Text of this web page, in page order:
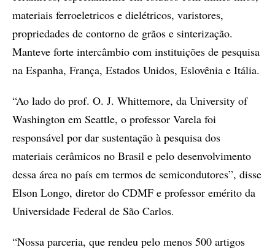
materiais ferroeletricos e dielétricos, varistores,
propriedades de contorno de grãos e sinterização.
Manteve forte intercâmbio com instituições de pesquisa
na Espanha, França, Estados Unidos, Eslovênia e Itália.
“Ao lado do prof. O. J. Whittemore, da University of
Washington em Seattle, o professor Varela foi
responsável por dar sustentação à pesquisa dos
materiais cerâmicos no Brasil e pelo desenvolvimento
dessa área no país em termos de semicondutores”, disse
Elson Longo, diretor do CDMF e professor emérito da
Universidade Federal de São Carlos.
“Nossa parceria, que rendeu pelo menos 500 artigos